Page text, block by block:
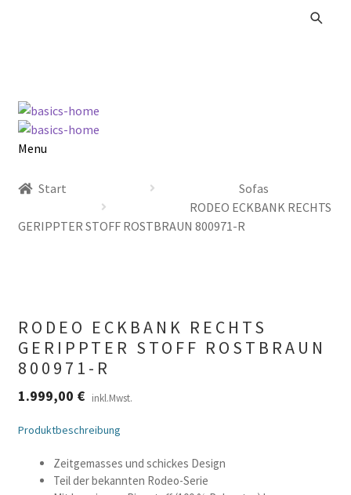
Zur
Navigation
springen
Zum
Inhalt
springen
Menu
Kataloge Landhaus
Summer Sale
Start
Sofas
RODEO ECKBANK RECHTS
GERIPPTER STOFF ROSTBRAUN 800971-R
RODEO ECKBANK RECHTS
GERIPPTER STOFF ROSTBRAUN
800971-R
1.999,00 € inkl.Mwst.
Produktbeschreibung
Zeitgemasses und schickes Design
Teil der bekannten Rodeo-Serie